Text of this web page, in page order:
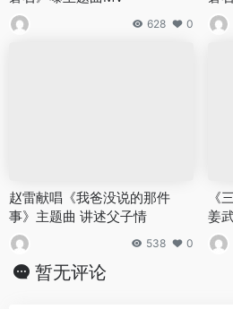
628 0
赵雷献唱《我爸没说的那件
事》主题曲 讲述父子情
538 0
《
姜
暂无评论